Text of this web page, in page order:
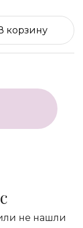
корзину
не нашли